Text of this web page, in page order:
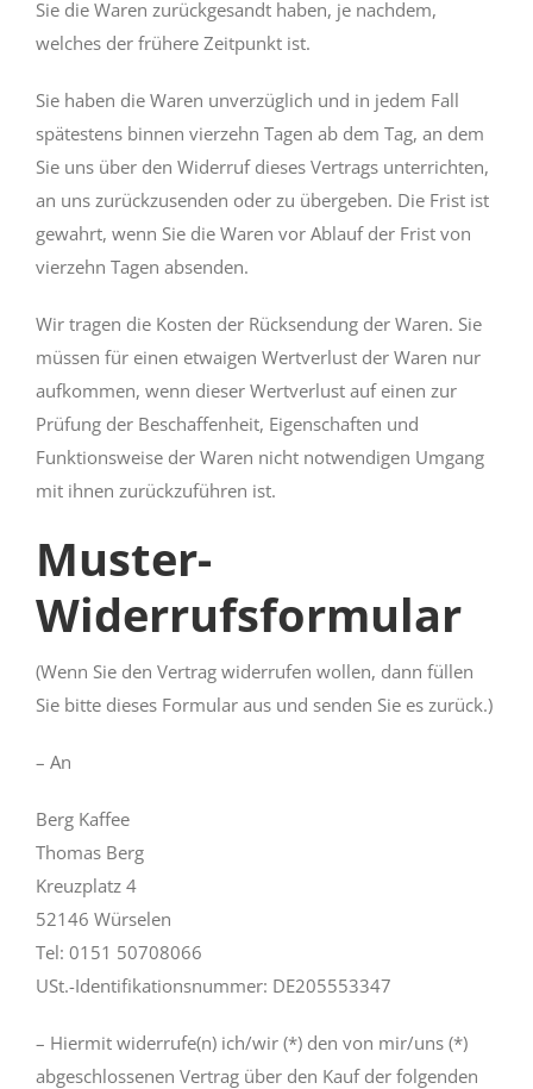
Sie die Waren zurückgesandt haben, je nachdem,
welches der frühere Zeitpunkt ist.
Sie haben die Waren unverzüglich und in jedem Fall
spätestens binnen vierzehn Tagen ab dem Tag, an dem
Sie uns über den Widerruf dieses Vertrags unterrichten,
an uns zurückzusenden oder zu übergeben. Die Frist ist
gewahrt, wenn Sie die Waren vor Ablauf der Frist von
vierzehn Tagen absenden.
Wir tragen die Kosten der Rücksendung der Waren. Sie
müssen für einen etwaigen Wertverlust der Waren nur
aufkommen, wenn dieser Wertverlust auf einen zur
Prüfung der Beschaffenheit, Eigenschaften und
Funktionsweise der Waren nicht notwendigen Umgang
mit ihnen zurückzuführen ist.
Muster-
Widerrufsformular
(Wenn Sie den Vertrag widerrufen wollen, dann füllen
Sie bitte dieses Formular aus und senden Sie es zurück.)
– An
Berg Kaffee
Thomas Berg
Kreuzplatz 4
52146 Würselen
Tel: 0151 50708066
USt.-Identifikationsnummer: DE205553347
– Hiermit widerrufe(n) ich/wir (*) den von mir/uns (*)
abgeschlossenen Vertrag über den Kauf der folgenden